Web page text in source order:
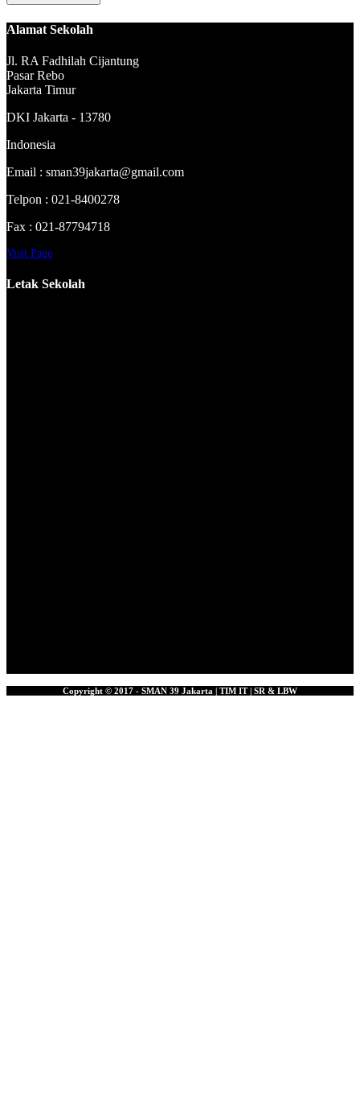
Alamat Sekolah
Jl. RA Fadhilah Cijantung
Pasar Rebo
Jakarta Timur
DKI Jakarta - 13780
Indonesia
Email : sman39jakarta@gmail.com
Telpon : 021-8400278
Fax : 021-87794718
Visit Page
Letak Sekolah
Copyright © 2017 - SMAN 39 Jakarta | TIM IT | SR & LBW